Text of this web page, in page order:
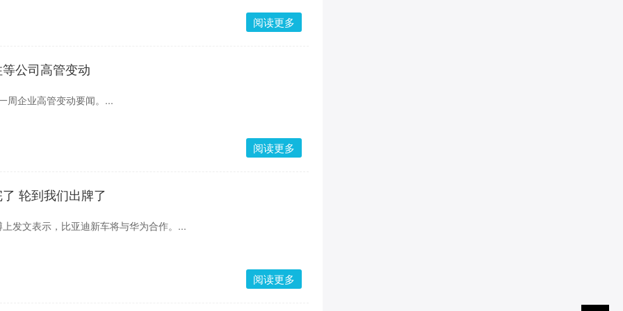
阅读更多
公司高管变动
周企业高管变动要闻。...
阅读更多
轮到我们出牌了
发文表示，比亚迪新车将与华为合作。...
阅读更多